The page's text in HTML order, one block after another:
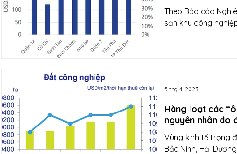
Theo Báo cáo
sản khu công
Hàng loạt các
nguyên nhân do
Vùng kinh tế trọng
Bắc Ninh, Hải
5 thg 4, 2023